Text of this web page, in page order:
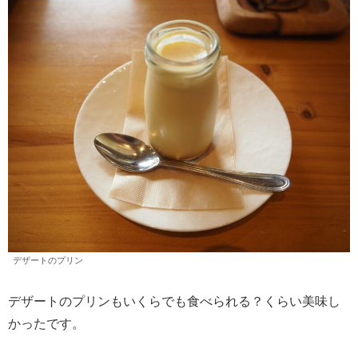
デザートのプリン
デザートのプリンもいくらでも食べられる？くらい美味し
かったです。